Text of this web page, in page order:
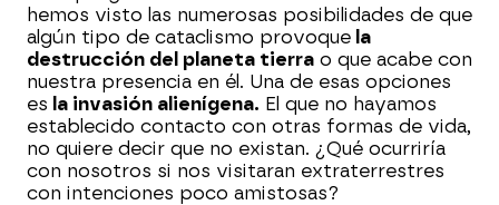
hemos visto las numerosas posibilidades de que
algún tipo de cataclismo provoque la
destrucción del planeta tierra o que acabe con
nuestra presencia en él. Una de esas opciones
es la invasión alienígena. El que no hayamos
establecido contacto con otras formas de vida,
no quiere decir que no existan. ¿Qué ocurriría
con nosotros si nos visitaran extraterrestres
con intenciones poco amistosas?